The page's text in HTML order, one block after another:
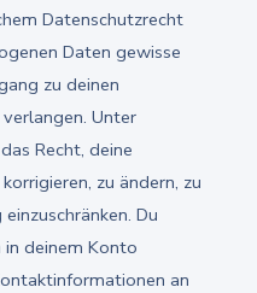
Datenschutzrecht
Daten gewisse
zu deinen
Unter
Recht, deine
zu ändern, zu
Du
deinem Konto
an